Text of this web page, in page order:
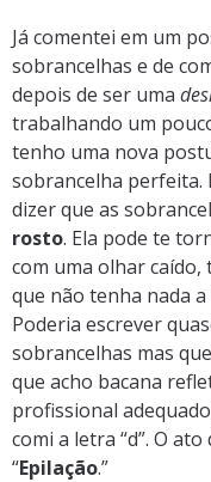
Já comentei em um
sobrancelhas e de
depois de ser uma
trabalhando um
tenho uma nova
sobrancelha perfeita.
dizer que as
rosto. Ela pode te
com uma olhar
que não tenha nada
Poderia escrever
sobrancelhas mas
que acho bacana
profissional
comi a letra “d”. O
“Epilação.”